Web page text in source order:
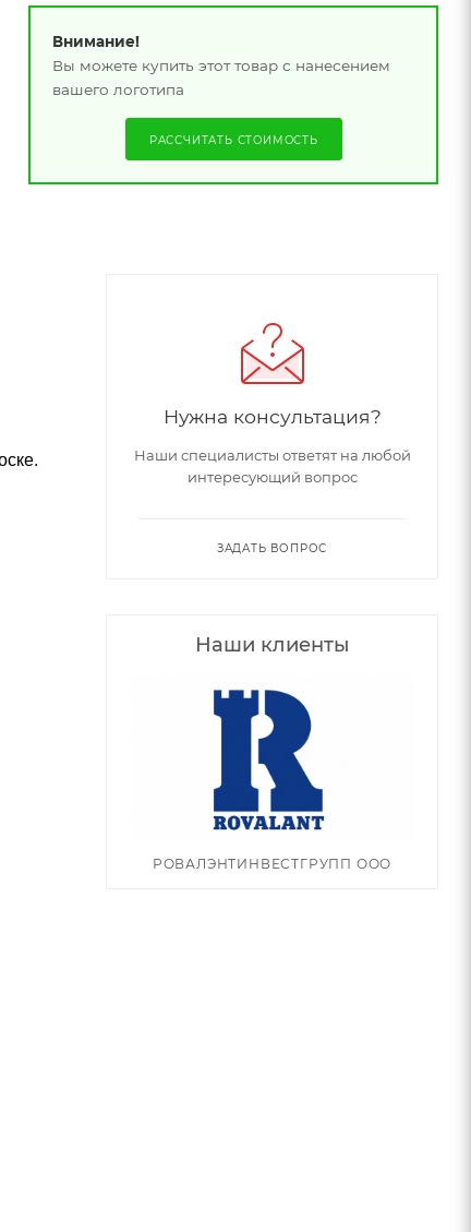
Внимание!
Вы можете купить этот товар с нанесением
вашего логотипа
РАССЧИТАТЬ СТОИМОСТЬ
Нужна консультация?
Наши специалисты ответят на любой
интересующий вопрос
ЗАДАТЬ ВОПРОС
Наши клиенты
РОВАЛЭНТИНВЕСТГРУПП ООО